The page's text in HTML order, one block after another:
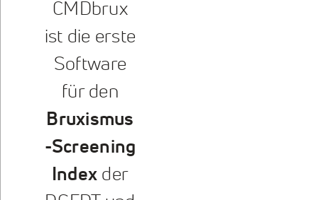
CMDbrux
ist die erste
Software
für den
Bruxismus
-Screening
Index der